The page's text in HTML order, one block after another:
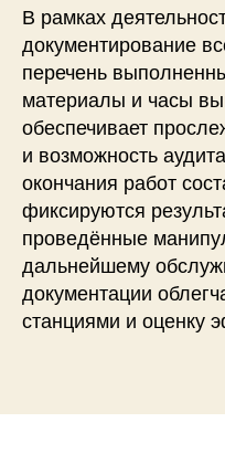
В рамках
документирование
перечень
материалы и часы
обеспечивает
и возможность
окончания работ
фиксируются
проведённые
дальнейшему
документации
станциями и оценку